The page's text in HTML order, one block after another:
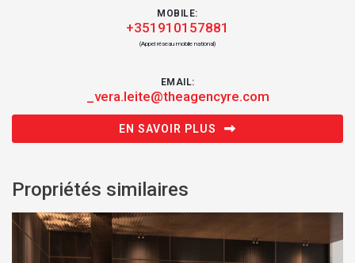
MOBILE:
+351910157881
(Appel réseau mobile national)
EMAIL:
_vera.leite@theagencyre.com
EN SAVOIR PLUS
Propriétés similaires